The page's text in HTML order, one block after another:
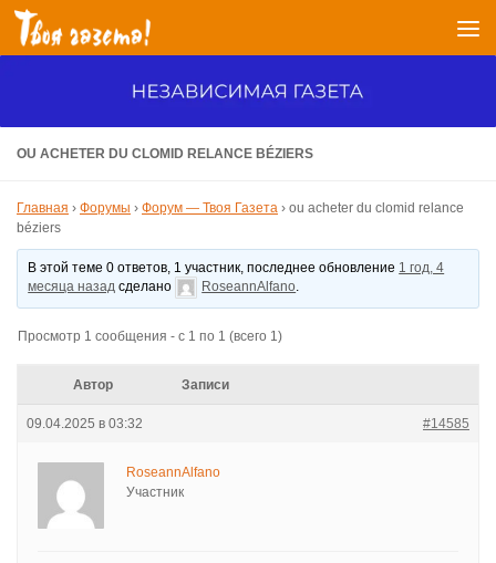
Перейти к содержимому
OU ACHETER DU CLOMID RELANCE BÉZIERS
Главная › Форумы › Форум — Твоя Газета › ou acheter du clomid relance
béziers
В этой теме 0 ответов, 1 участник, последнее обновление 1 год, 4
месяца назад сделано RoseannAlfano.
Просмотр 1 сообщения - с 1 по 1 (всего 1)
Автор Записи
09.04.2025 в 03:32 #14585
RoseannAlfano
Участник